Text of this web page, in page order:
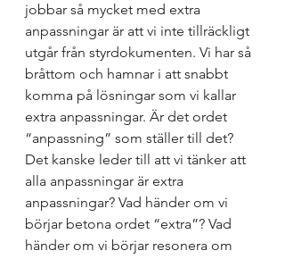
jobbar så mycket med extra
anpassningar är att vi inte tillräckligt
utgår från styrdokumenten. Vi har så
bråttom och hamnar i att snabbt
komma på lösningar som vi kallar
extra anpassningar. Är det ordet
“anpassning” som ställer till det?
Det kanske leder till att vi tänker att
alla anpassningar är extra
anpassningar? Vad händer om vi
börjar betona ordet “extra”? Vad
händer om vi börjar resonera om